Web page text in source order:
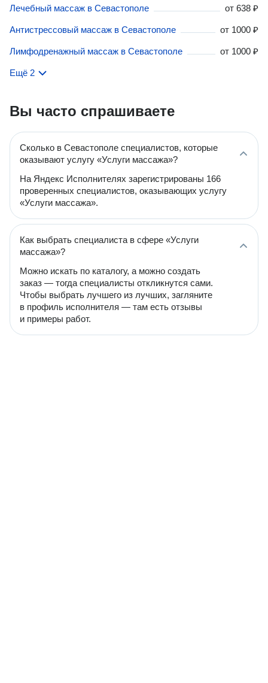
Лечебный массаж в Севастополе от 638 ₽
Антистрессовый массаж в Севастополе от 1000 ₽
Лимфодренажный массаж в Севастополе от 1000 ₽
Ещё 2
Вы часто спрашиваете
Сколько в Севастополе специалистов, которые
оказывают услугу «Услуги массажа»?
На Яндекс Исполнителях зарегистрированы 166
проверенных специалистов, оказывающих услугу
«Услуги массажа».
Как выбрать специалиста в сфере «Услуги
массажа»?
Можно искать по каталогу, а можно создать
заказ — тогда специалисты откликнутся сами.
Чтобы выбрать лучшего из лучших, загляните
в профиль исполнителя — там есть отзывы
и примеры работ.